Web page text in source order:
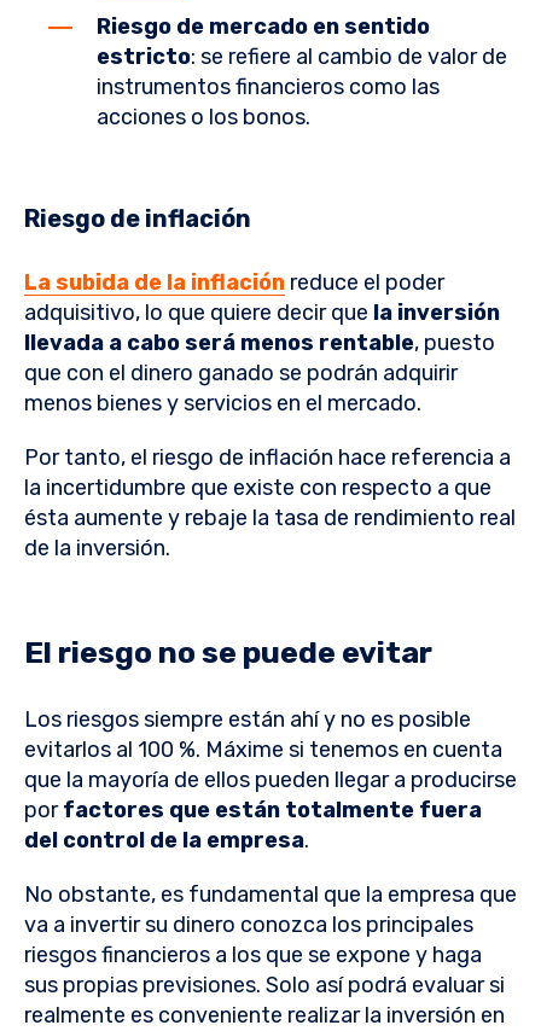
Riesgo de mercado en sentido
estricto: se refiere al cambio de valor de
instrumentos financieros como las
acciones o los bonos.
Riesgo de inflación
La subida de la inflación reduce el poder
adquisitivo, lo que quiere decir que la inversión
llevada a cabo será menos rentable, puesto
que con el dinero ganado se podrán adquirir
menos bienes y servicios en el mercado.
Por tanto, el riesgo de inflación hace referencia a
la incertidumbre que existe con respecto a que
ésta aumente y rebaje la tasa de rendimiento real
de la inversión.
El riesgo no se puede evitar
Los riesgos siempre están ahí y no es posible
evitarlos al 100 %. Máxime si tenemos en cuenta
que la mayoría de ellos pueden llegar a producirse
porfactores que están totalmente fuera
del control de la empresa.
No obstante, es fundamental que la empresa que
va a invertir su dinero conozca los principales
riesgos financieros a los que se expone y haga
sus propias previsiones. Solo así podrá evaluar si
realmente es conveniente realizar la inversión en